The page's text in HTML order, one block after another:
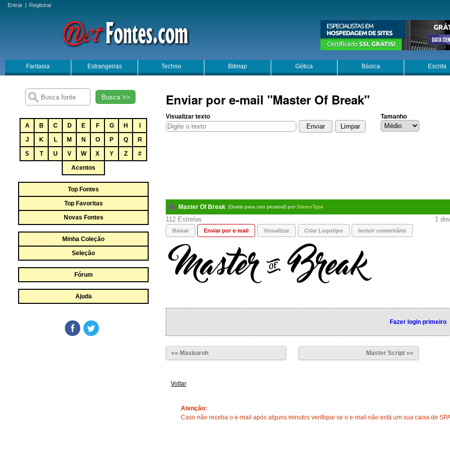
Entrar | Registrar
Fantasia Estrangeiras Techno Bitmap Gótica Básica Escrita
Busca >>
A B C D E F G H
J
K L M N O P Q
R
S
T U V W X Y Z
#
Acentos
Top Fontes
Top Favoritas
Novas Fontes
Minha Coleção
Seleção
Fórum
Ajuda
Enviar por e-mail "Master Of Break"
Visualizar texto Tamanho
Master Of Break (Gratis para uso pessoal) porStereoType
112 1
Baixar Enviar por e-mail Visualizar Criar Logotipo Incluir comentário
Fazer login primeiro
«« Maskuroh Master Script »»
Voltar
Atenção:
Caso não receba o e-mail após alguns minutos verifique se o e-mail não está um sua caixa de